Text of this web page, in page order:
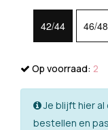
42/44 46/48
Op voorraad: 2
Je blijft hier al
bestellen en